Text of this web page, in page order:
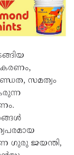
സമത്വം
ഗുരു ജയന്തി,